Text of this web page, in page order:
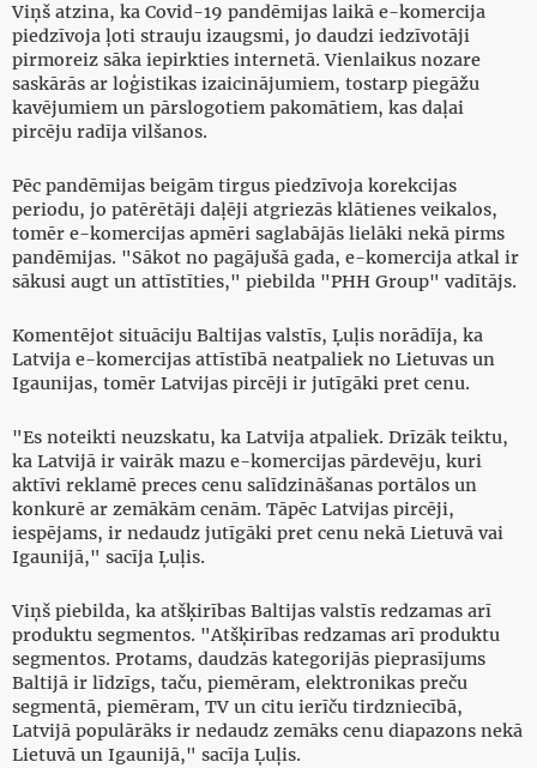
Viņš atzina, ka Covid-19 pandēmijas laikā e-komercija
piedzīvoja ļoti strauju izaugsmi, jo daudzi iedzīvotāji
pirmoreiz sāka iepirkties internetā. Vienlaikus nozare
saskārās ar loģistikas izaicinājumiem, tostarp piegāžu
kavējumiem un pārslogotiem pakomātiem, kas daļai
pircēju radīja vilšanos.
Pēc pandēmijas beigām tirgus piedzīvoja korekcijas
periodu, jo patērētāji daļēji atgriezās klātienes veikalos,
tomēr e-komercijas apmēri saglabājās lielāki nekā pirms
pandēmijas. "Sākot no pagājušā gada, e-komercija atkal ir
sākusi augt un attīstīties," piebilda "PHH Group" vadītājs.
Komentējot situāciju Baltijas valstīs, Ļuļis norādīja, ka
Latvija e-komercijas attīstībā neatpaliek no Lietuvas un
Igaunijas, tomēr Latvijas pircēji ir jutīgāki pret cenu.
"Es noteikti neuzskatu, ka Latvija atpaliek. Drīzāk teiktu,
ka Latvijā ir vairāk mazu e-komercijas pārdevēju, kuri
aktīvi reklamē preces cenu salīdzināšanas portālos un
konkurē ar zemākām cenām. Tāpēc Latvijas pircēji,
iespējams, ir nedaudz jutīgāki pret cenu nekā Lietuvā vai
Igaunijā," sacīja Ļuļis.
Viņš piebilda, ka atšķirības Baltijas valstīs redzamas arī
produktu segmentos. "Atšķirības redzamas arī produktu
segmentos. Protams, daudzās kategorijās pieprasījums
Baltijā ir līdzīgs, taču, piemēram, elektronikas preču
segmentā, piemēram, TV un citu ierīču tirdzniecībā,
Latvijā populārāks ir nedaudz zemāks cenu diapazons nekā
Lietuvā un Igaunijā," sacīja Ļuļis.